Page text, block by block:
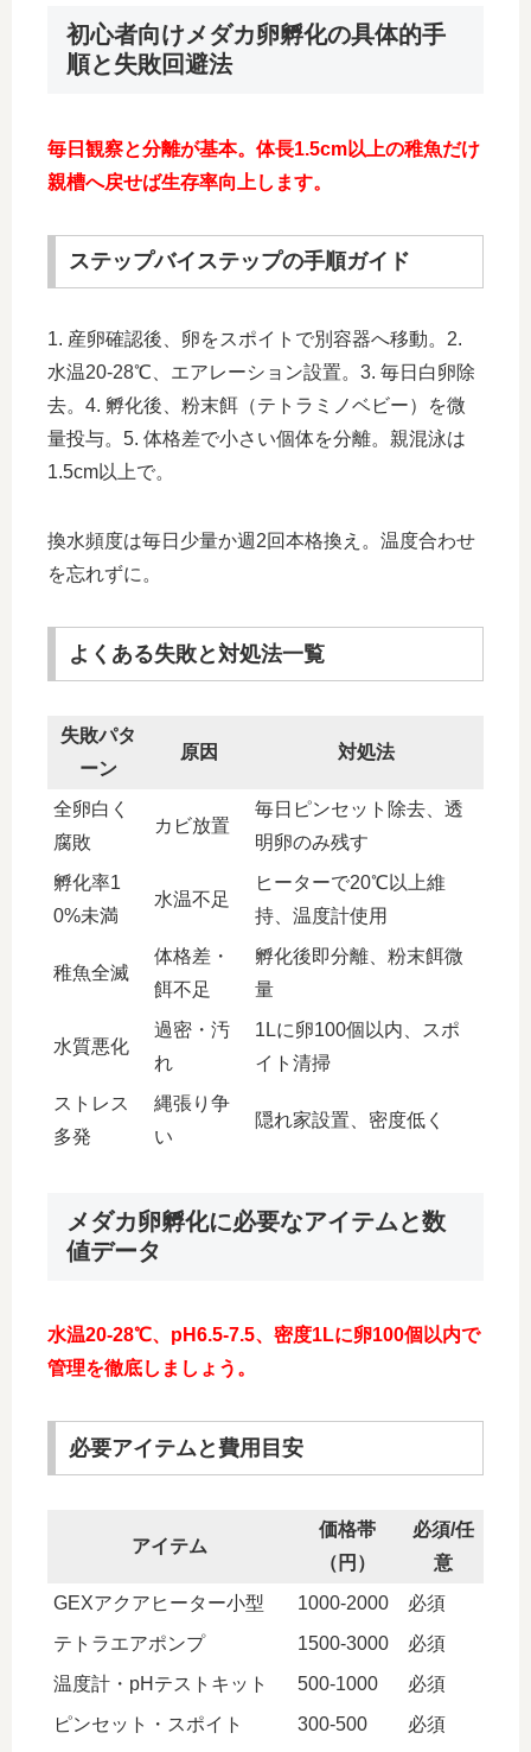
初心者向けメダカ卵孵化の具体的手
順と失敗回避法
毎日観察と分離が基本。体長1.5cm以上の稚魚だけ
親槽へ戻せば生存率向上します。
ステップバイステップの手順ガイド
1. 産卵確認後、卵をスポイトで別容器へ移動。2.
水温20-28℃、エアレーション設置。3. 毎日白卵除
去。4. 孵化後、粉末餌（テトラミノベビー）を微
量投与。5. 体格差で小さい個体を分離。親混泳は
1.5cm以上で。
換水頻度は毎日少量か週2回本格換え。温度合わせ
を忘れずに。
よくある失敗と対処法一覧
失敗パタ
ーン
原因 対処法
全卵白く
腐敗
カビ放置
毎日ピンセット除去、透
明卵のみ残す
孵化率1
0%未満
水温不足
ヒーターで20℃以上維
持、温度計使用
稚魚全滅
体格差・
餌不足
孵化後即分離、粉末餌微
量
水質悪化
過密・汚
れ
1Lに卵100個以内、スポ
イト清掃
ストレス
多発
縄張り争
い
隠れ家設置、密度低く
メダカ卵孵化に必要なアイテムと数
値データ
水温20-28℃、pH6.5-7.5、密度1Lに卵100個以内で
管理を徹底しましょう。
必要アイテムと費用目安
アイテム
価格帯
（円）
必須/任
意
GEXアクアヒーター小型
1000-2000
必須
テトラエアポンプ
1500-3000
必須
温度計・pHテストキット
500-1000
必須
ピンセット・スポイト
300-500
必須